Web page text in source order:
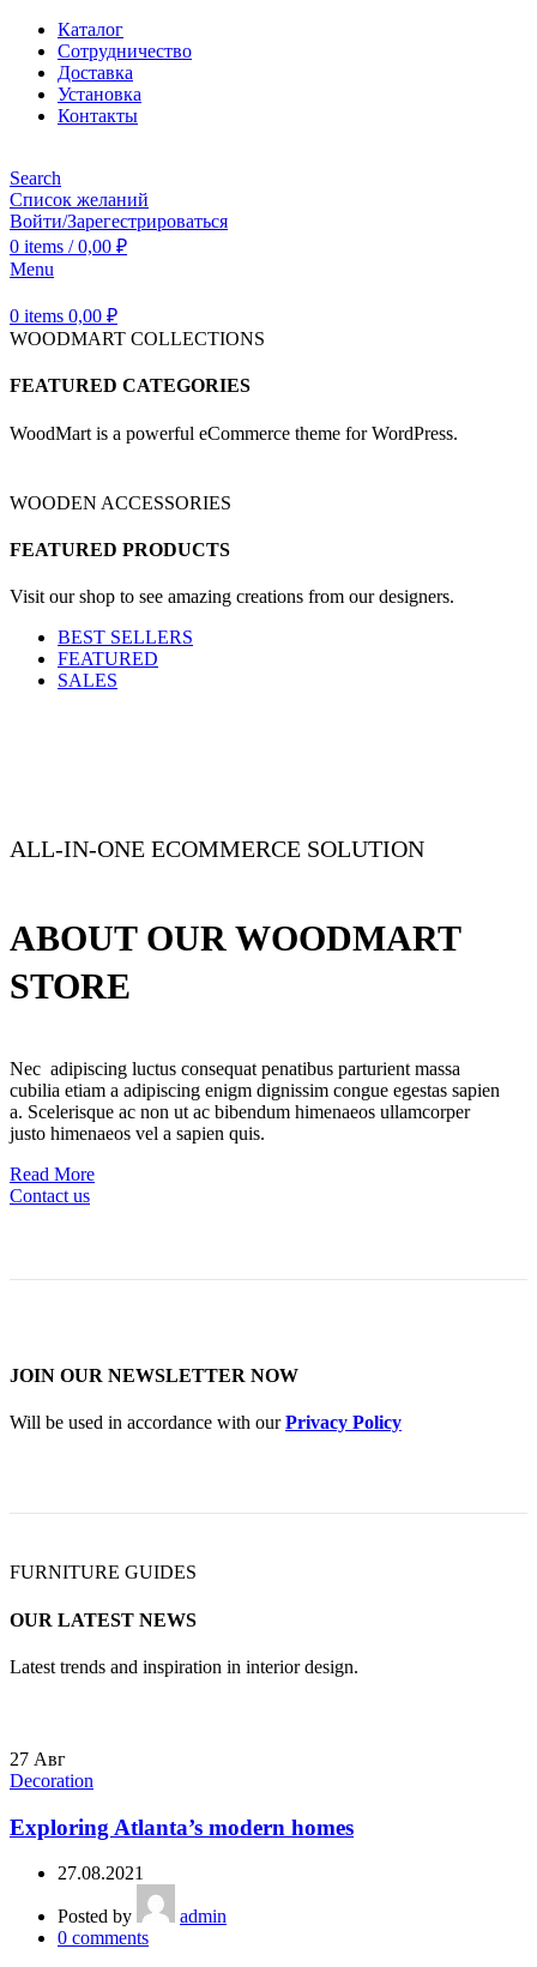
Каталог
Сотрудничество
Доставка
Установка
Контакты
Search
Список желаний
Войти/Зарегестрироваться
0 items / 0,00 ₽
Menu
0 items 0,00 ₽
WOODMART COLLECTIONS
FEATURED CATEGORIES
WoodMart is a powerful eCommerce theme for WordPress.
WOODEN ACCESSORIES
FEATURED PRODUCTS
Visit our shop to see amazing creations from our designers.
BEST SELLERS
FEATURED
SALES
ALL-IN-ONE ECOMMERCE SOLUTION
ABOUT OUR WOODMART
STORE
Nec adipiscing luctus consequat penatibus parturient massa
cubilia etiam a adipiscing enigm dignissim congue egestas sapien
a. Scelerisque ac non ut ac bibendum himenaeos ullamcorper
justo himenaeos vel a sapien quis.
Read More
Contact us
JOIN OUR NEWSLETTER NOW
Will be used in accordance with ourPrivacy Policy
FURNITURE GUIDES
OUR LATEST NEWS
Latest trends and inspiration in interior design.
27 Авг
Decoration
Exploring Atlanta’s modern homes
27.08.2021
Posted by
admin
0 comments